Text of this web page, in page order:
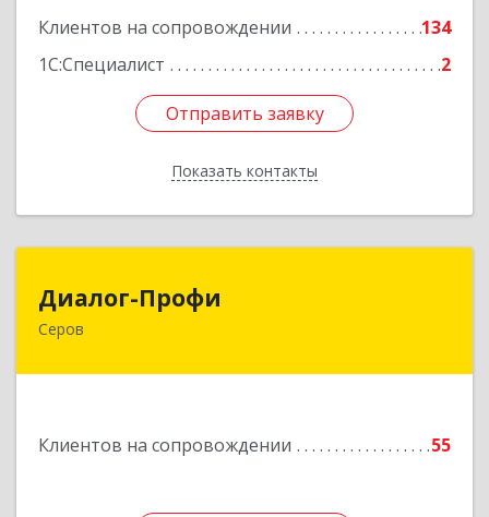
Клиентов на сопровождении
134
1С:Специалист
2
Отправить заявку
Показать контакты
Отправить заявку
Назад
Диалог-Профи
Серов
Клиентов на сопровождении 55
624980, Свердловская обл, Серов г, Короленко